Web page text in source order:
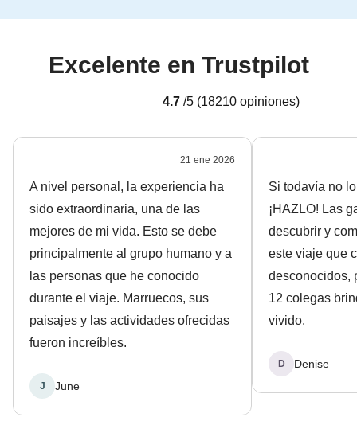
Excelente en Trustpilot
4.7 /5 (18210 opiniones)
21 ene 2026
A nivel personal, la experiencia ha
sido extraordinaria, una de las
mejores de mi vida. Esto se debe
principalmente al grupo humano y a
las personas que he conocido
durante el viaje. Marruecos, sus
paisajes y las actividades ofrecidas
fueron increíbles.
J June
Si todavía no
¡HAZLO! Las
descubrir y
este viaje que
desconocidos,
12 colegas
vivido.
D Denise